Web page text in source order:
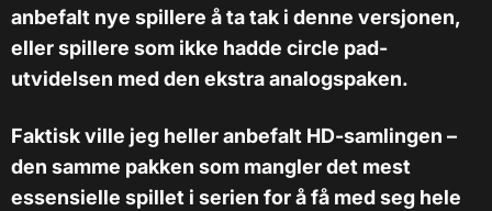
anbefalt nye spillere å ta tak i denne versjonen,
eller spillere som ikke hadde circle pad-
utvidelsen med den ekstra analogspaken.
Faktisk ville jeg heller anbefalt HD-samlingen –
den samme pakken som mangler det mest
essensielle spillet i serien for å få med seg hele